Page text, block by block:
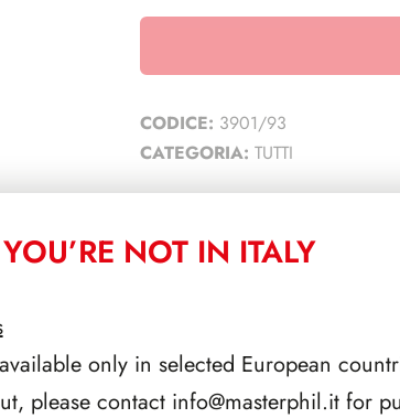
CODICE: 3901/93
CATEGORIA: TUTTI
NOT IN ITALY
only in selected European
please contact info@masterphil.itfor